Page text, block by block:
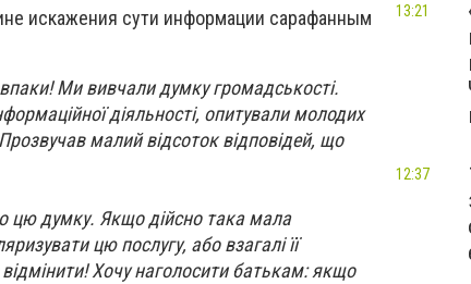
искажения сути информации сарафанным
Ми вивчали думку громадськості.
діяльності, опитували молодих
малий відсоток відповідей, що
цю думку. Якщо дійсно така мала
цю послугу, або взагалі її
Хочу наголосити батькам: якщо
13:21
12:37